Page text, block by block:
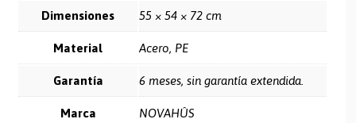
Dimensiones 55 × 54 × 72 cm
Material Acero, PE
Garantía 6 meses, sin garantía extendida.
Marca NOVAHÛS